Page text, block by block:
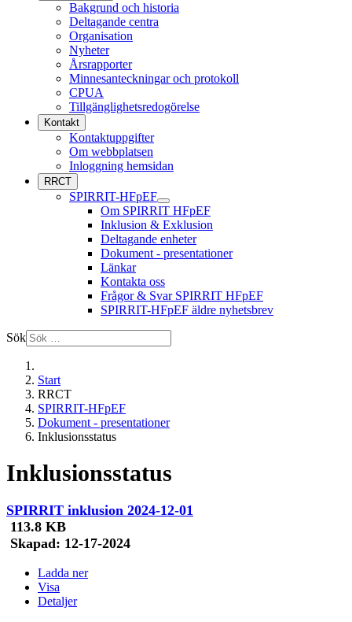
Bakgrund och historia
Deltagande centra
Organisation
Nyheter
Årsrapporter
Minnesanteckningar och protokoll
CPUA
Tillgänglighetsredogörelse
Kontakt
Kontaktuppgifter
Om webbplatsen
Inloggning hemsidan
RRCT
SPIRRIT-HFpEF
Om SPIRRIT HFpEF
Inklusion & Exklusion
Deltagande enheter
Dokument - presentationer
Länkar
Kontakta oss
Frågor & Svar SPIRRIT HFpEF
SPIRRIT-HFpEF äldre nyhetsbrev
Sök
Start
RRCT
SPIRRIT-HFpEF
Dokument - presentationer
Inklusionsstatus
Inklusionsstatus
SPIRRIT inklusion 2024-12-01
113.8 KB
Skapad: 12-17-2024
Ladda ner
Visa
Detaljer